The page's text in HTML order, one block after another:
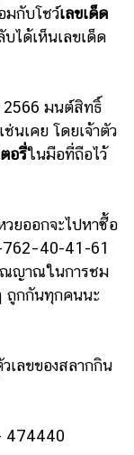
มกับโชว์เลขเด็ด
ได้เห็นเลขเด็ด
มนต์สิทธิ์
นเคย โดยเจ้าตัว
อรี่ในมือที่ถือไว้
ยออกจะไปหาซื้อ
41-61
ณญาณในการชม
ถูกกันทุกคนนะ
เลขของสลากกิน
474440